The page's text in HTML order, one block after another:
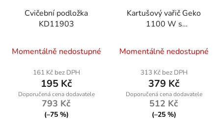
Cvičební podložka
KD11903
Momentálně nedostupné
161 Kč bez DPH
195 Kč
793 Kč
(–75 %)
Kartušový vařič Geko
1100 W s
Momentálně nedostupné
313 Kč bez DPH
379 Kč
512 Kč
(–25 %)